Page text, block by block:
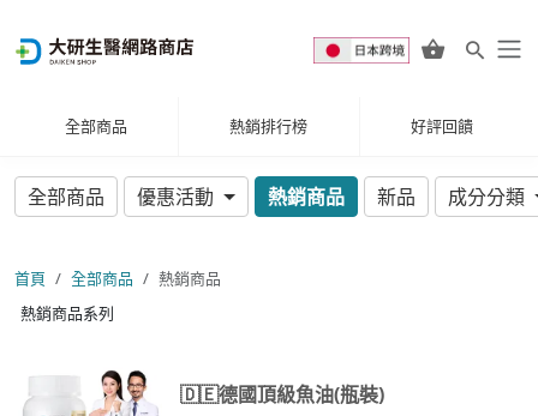
全部商品 熱銷排行榜 好評回饋
全部商品 優惠活動 熱銷商品 新品 成分分類
首頁 全部商品
熱銷商品
熱銷商品系列
🇩🇪德國頂級魚油(瓶裝)